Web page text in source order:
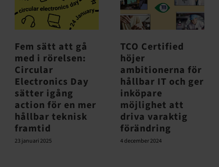
Fem sätt att gå
med i rörelsen:
Circular
Electronics Day
sätter igång
action för en mer
hållbar teknisk
framtid
23 januari 2025
TCO Certified
höjer
ambitionerna för
hållbar IT och ger
inköpare
möjlighet att
driva varaktig
förändring
4 december 2024